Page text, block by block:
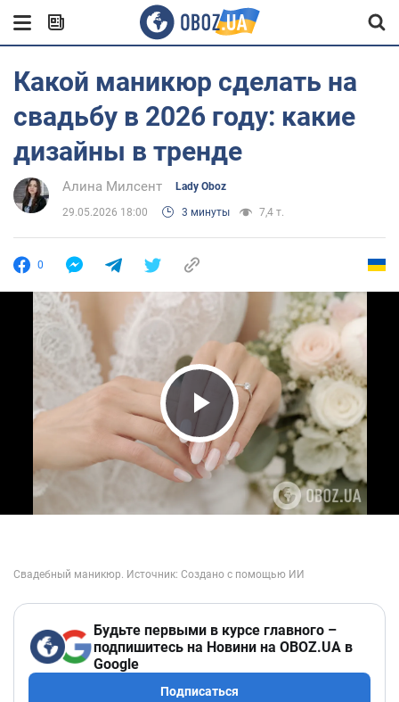
Какой маникюр сделать на
свадьбу в 2026 году: какие
дизайны в тренде
Алина Милсент Lady Oboz
29.05.2026 18:00 3 минуты 7,4 т.
0
Play Video
Будьте первыми в курсе главного –
подпишитесь на Новини на OBOZ.UA в
Google
Подписаться